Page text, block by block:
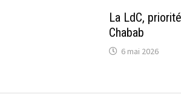
La LdC,
Chabab
6 mai 2026